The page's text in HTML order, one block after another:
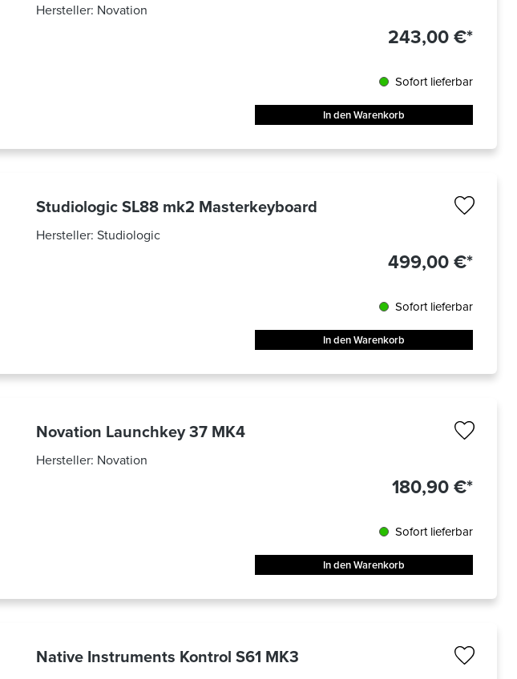
Hersteller: Novation
243,00 €*
Sofort lieferbar
In den Warenkorb
Studiologic SL88 mk2 Masterkeyboard
Hersteller:Studiologic
499,00 €*
Sofort lieferbar
In den Warenkorb
Novation Launchkey 37 MK4
Hersteller: Novation
180,90 €*
Sofort lieferbar
In den Warenkorb
Native Instruments Kontrol S61 MK3